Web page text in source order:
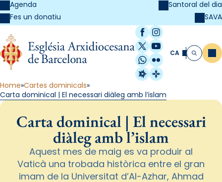
Agenda
Fes un donatiu
Santoral del dia
SAVA
Facebook
Instagram
X / Twitter
YouTube
WhatsApp
Flickr
Radio Estel
Catalunya
CA Cerca
Home Cartes dominicals
Carta dominical | El necessari diàleg amb l’islam
Carta dominical | El necessari
diàleg amb l’islam
Aquest mes de maig es va produir al
Vaticà una trobada històrica entre el gran
imam de la Universitat d’Al-Azhar, Ahmad